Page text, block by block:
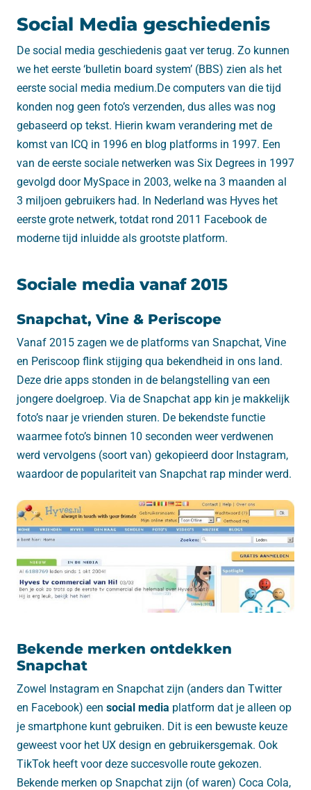
Social Media geschiedenis
De social media geschiedenis gaat ver terug. Zo kunnen
we het eerste ‘bulletin board system’ (BBS) zien als het
eerste social media medium.De computers van die tijd
konden nog geen foto’s verzenden, dus alles was nog
gebaseerd op tekst. Hierin kwam verandering met de
komst van ICQ in 1996 en blog platforms in 1997. Een
van de eerste sociale netwerken was Six Degrees in 1997
gevolgd door MySpace in 2003, welke na 3 maanden al
3 miljoen gebruikers had. In Nederland was Hyves het
eerste grote netwerk, totdat rond 2011 Facebook de
moderne tijd inluidde als grootste platform.
Sociale media vanaf 2015
Snapchat, Vine & Periscope
Vanaf 2015 zagen we de platforms van Snapchat, Vine
en Periscoop flink stijging qua bekendheid in ons land.
Deze drie apps stonden in de belangstelling van een
jongere doelgroep. Via de Snapchat app kin je makkelijk
foto’s naar je vrienden sturen. De bekendste functie
waarmee foto’s binnen 10 seconden weer verdwenen
werd vervolgens (soort van) gekopieerd door Instagram,
waardoor de populariteit van Snapchat rap minder werd.
Bekende merken ontdekken
Snapchat
Zowel Instagram en Snapchat zijn (anders dan Twitter
en Facebook) een social media platform dat je alleen op
je smartphone kunt gebruiken. Dit is een bewuste keuze
geweest voor het UX design en gebruikersgemak. Ook
TikTok heeft voor deze succesvolle route gekozen.
Bekende merken op Snapchat zijn (of waren) Coca Cola,